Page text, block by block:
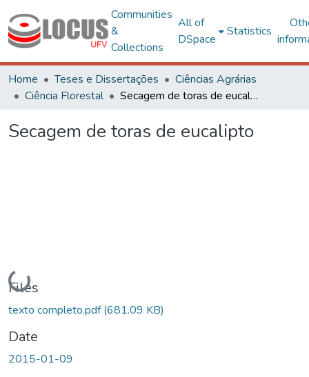
Communities
&
Collections
All of
DSpace
Statistics
Home Teses e Dissertações
Ciências Agrárias
Ciência Florestal
Secagem de toras de eucalipto
Secagem de toras de eucalipto
Loading...
Files
texto completo.pdf(681.09 KB)
Date
2015-01-09